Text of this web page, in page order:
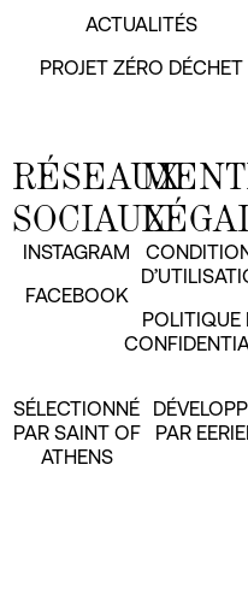
ACTUALITÉS
PROJET ZÉRO DÉCHET
POLITIQUE
RÉSEAUX
SOCIAUX
INSTAGRAM
FACEBOOK
SÉLECTIONNÉ
PAR SAINT OF
ATHENS
PAR